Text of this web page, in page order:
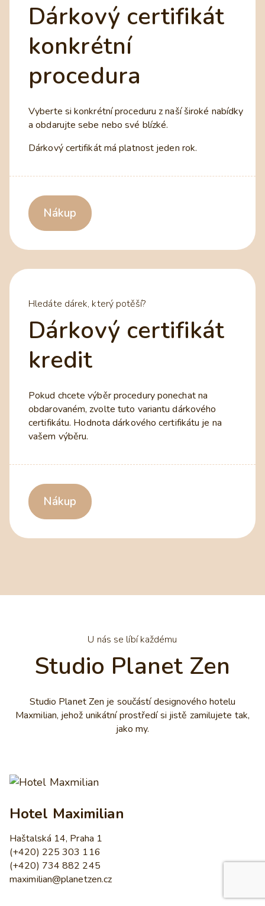
Dárkový certifikát
konkrétní
procedura
Vyberte si konkrétní proceduru z naší široké nabídky
a obdarujte sebe nebo své blízké.
Dárkový certifikát má platnost jeden rok.
Nákup
Hledáte dárek, který potěší?
Dárkový certifikát
kredit
Pokud chcete výběr procedury ponechat na
obdarovaném, zvolte tuto variantu dárkového
certifikátu. Hodnota dárkového certifikátu je na
vašem výběru.
Nákup
U nás se líbí každému
Studio Planet Zen
Studio Planet Zen je součástí designového hotelu
Maxmilian, jehož unikátní prostředí si jistě zamilujete tak,
jako my.
Hotel Maximilian
Haštalská 14, Praha 1
(+420) 225 303 116
(+420) 734 882 245
maximilian@planetzen.cz